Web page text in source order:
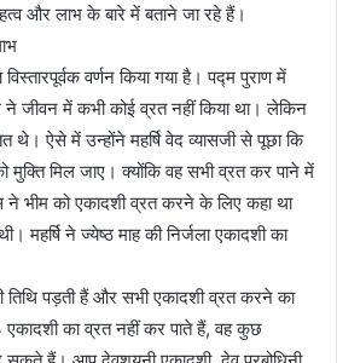
और लाभ के बारे में बताने जा रहे हैं।
वर्णन किया गया है। पद्म पुराण में
ने जीवन में कभी कोई व्रत नहीं किया था। लेकिन
थे। ऐसे में उन्होंने महर्षि वेद व्यासजी से पूछा कि
मिल जाए। क्योंकि वह सभी व्रत कर पाने में
ने भीम को एकादशी व्रत करने के लिए कहा था
महर्षि ने ज्येष्ठ माह की निर्जला एकादशी का
पड़ती हैं और सभी एकादशी व्रत करने का
का व्रत नहीं कर पाते हैं, वह कुछ